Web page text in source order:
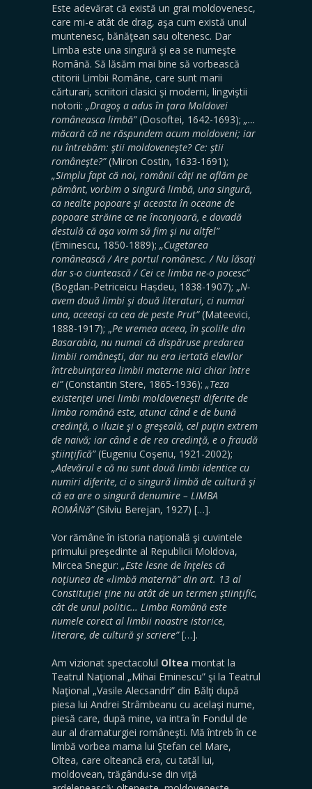
Este adevărat că există un grai moldovenesc,
care mi-e atât de drag, aşa cum există unul
muntenesc, bănăţean sau oltenesc. Dar
Limba este una singură şi ea se numeşte
Română. Să lăsăm mai bine să vorbească
ctitorii Limbii Române, care sunt marii
cărturari, scriitori clasici şi moderni, lingviştii
notorii: „Dragoş a adus în ţara Moldovei
româneasca limbă”(Dosoftei, 1642-1693); „…
măcară că ne răspundem acum moldoveni; iar
nu întrebăm: ştii moldoveneşte? Ce: ştii
româneşte?”(Miron Costin, 1633-1691);
„Simplu fapt că noi, românii câţi ne aflăm pe
pământ, vorbim o singură limbă, una singură,
ca nealte popoare şi aceasta în oceane de
popoare străine ce ne înconjoară, e dovadă
destulă că aşa voim să fim şi nu altfel”
(Eminescu, 1850-1889); „Cugetarea
românească / Are portul românesc. / Nu lăsaţi
dar s-o ciuntească / Cei ce limba ne-o pocesc”
(Bogdan-Petriceicu Hașdeu, 1838-1907); „N-
avem două limbi şi două literaturi, ci numai
una, aceeaşi ca cea de peste Prut”(Mateevici,
1888-1917); „Pe vremea aceea, în şcolile din
Basarabia, nu numai că dispăruse predarea
limbii româneşti, dar nu era iertată elevilor
întrebuinţarea limbii materne nici chiar între
ei”(Constantin Stere, 1865-1936); „Teza
existenţei unei limbi moldoveneşti diferite de
limba română este, atunci când e de bună
credinţă, o iluzie şi o greşeală, cel puţin extrem
de naivă; iar când e de rea credinţă, e o fraudă
ştiinţifică”(Eugeniu Coşeriu, 1921-2002);
„Adevărul e că nu sunt două limbi identice cu
numiri diferite, ci o singură limbă de cultură şi
că ea are o singură denumire – LIMBA
ROMÂNă”(Silviu Berejan, 1927) […].
Vor rămâne în istoria naţională şi cuvintele
primului preşedinte al Republicii Moldova,
Mircea Snegur: „Este lesne de înţeles că
noţiunea de «limbă maternă” din art. 13 al
Constituţiei ţine nu atât de un termen ştiinţific,
cât de unul politic… Limba Română este
numele corect al limbii noastre istorice,
literare, de cultură şi scriere”[…].
Am vizionat spectacolul Oltea montat la
Teatrul Naţional „Mihai Eminescu” şi la Teatrul
Naţional „Vasile Alecsandri” din Bălţi după
piesa lui Andrei Strâmbeanu cu acelaşi nume,
piesă care, după mine, va intra în Fondul de
aur al dramaturgiei româneşti. Mă întreb în ce
limbă vorbea mama lui Ştefan cel Mare,
Oltea, care olteancă era, cu tatăl lui,
moldovean, trăgându-se din viţă